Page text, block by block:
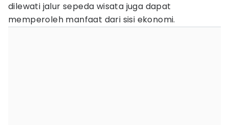
dilewati jalur sepeda wisata juga dapat
memperoleh manfaat dari sisi ekonomi.